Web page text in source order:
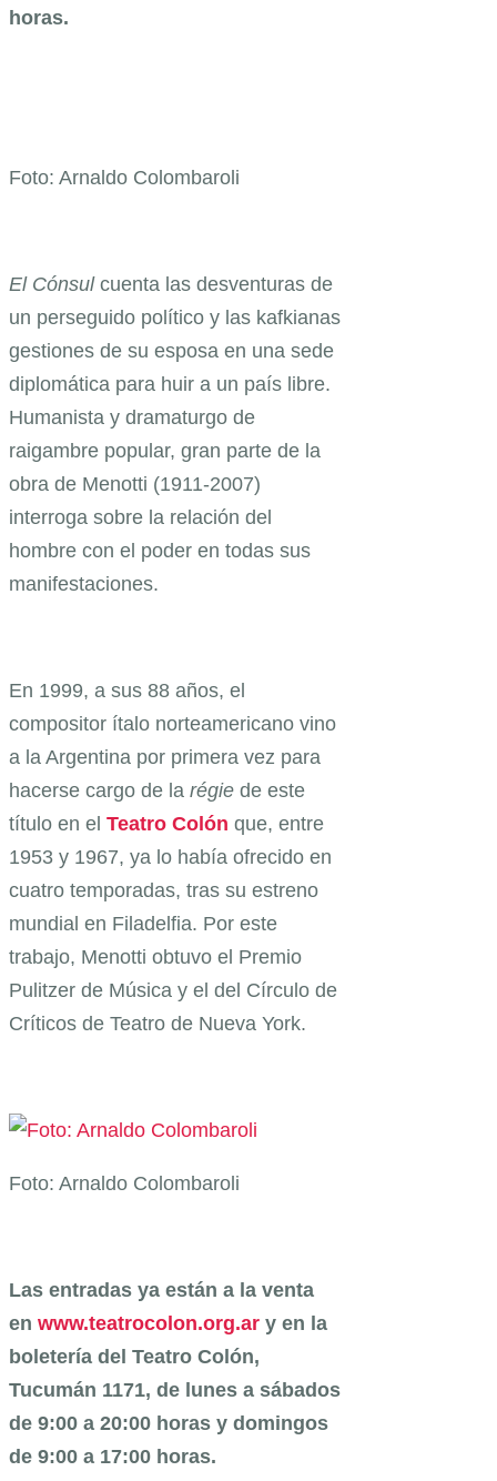
horas.
Foto: Arnaldo Colombaroli
El Cónsulcuenta las desventuras de
un perseguido político y las kafkianas
gestiones de su esposa en una sede
diplomática para huir a un país libre.
Humanista y dramaturgo de
raigambre popular, gran parte de la
obra de Menotti (1911-2007)
interroga sobre la relación del
hombre con el poder en todas sus
manifestaciones.
En 1999, a sus 88 años, el
compositor ítalo norteamericano vino
a la Argentina por primera vez para
hacerse cargo de la régie de este
título en el Teatro Colón que, entre
1953 y 1967, ya lo había ofrecido en
cuatro temporadas, tras su estreno
mundial en Filadelfia. Por este
trabajo, Menotti obtuvo el Premio
Pulitzer de Música y el del Círculo de
Críticos de Teatro de Nueva York.
Foto: Arnaldo Colombaroli
Las entradas ya están a la venta
en www.teatrocolon.org.ar y en la
boletería del Teatro Colón,
Tucumán 1171, de lunes a sábados
de 9:00 a 20:00 horas y domingos
de 9:00 a 17:00 horas.